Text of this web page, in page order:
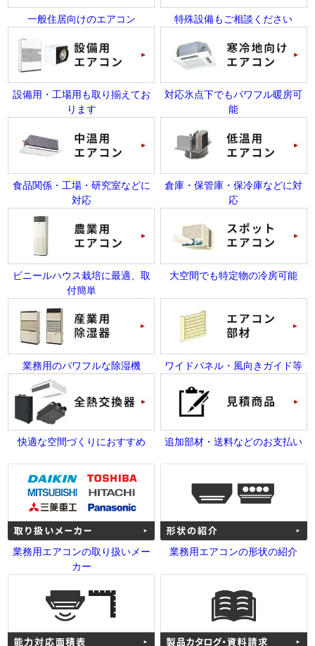
一般住居向けのエアコン 特殊設備もご相談ください
設備用・工場用も取り揃えてお
ります
対応氷点下でもパワフル暖房可
能
食品関係・工場・研究室などに
対応
倉庫・保管庫・保冷庫などに対
応
ビニールハウス栽培に最適、取
付簡単
大空間でも特定物の冷房可能
業務用のパワフルな除湿機 ワイドパネル・風向きガイド等
快適な空間づくりにおすすめ 追加部材・送料などのお支払い
業務用エアコンの取り扱いメー
カー
業務用エアコンの形状の紹介